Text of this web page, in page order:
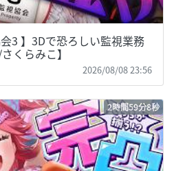
3 】3Dで恐ろしい監視業務
くらみこ】
2026/08/08 23:56
2時間59分8秒